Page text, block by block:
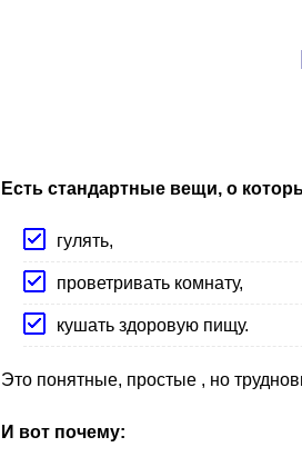
Есть стандартные вещи, о
гулять,
проветривать комнату,
кушать здоровую пищу.
Это понятные, простые , но
И вот почему: